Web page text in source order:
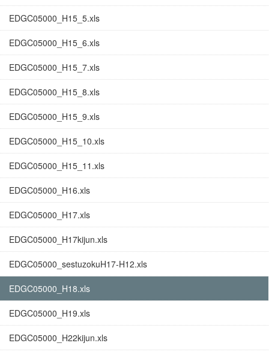
EDGC05000_H15_5.xls
EDGC05000_H15_6.xls
EDGC05000_H15_7.xls
EDGC05000_H15_8.xls
EDGC05000_H15_9.xls
EDGC05000_H15_10.xls
EDGC05000_H15_11.xls
EDGC05000_H16.xls
EDGC05000_H17.xls
EDGC05000_H17kijun.xls
EDGC05000_sestuzokuH17-H12.xls
EDGC05000_H18.xls
EDGC05000_H19.xls
EDGC05000_H22kijun.xls